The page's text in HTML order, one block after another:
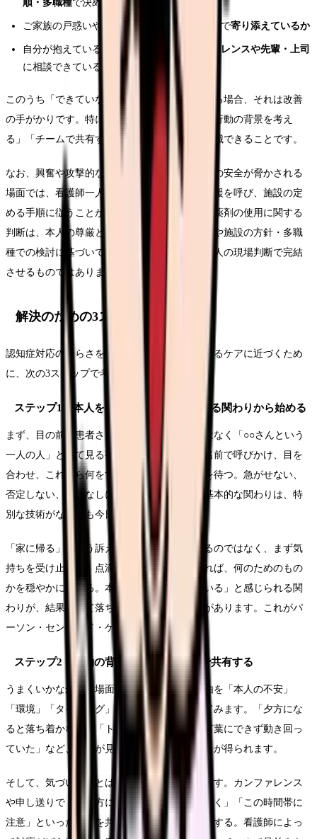
順・多職種で決められているか
ご家族の戸惑いや不安に、情報共有や声かけで寄り添えているか
自分が抱えている対応の難しさを、
カンファレンスや先輩・上司
に相談できているか
このうち「できていない」「分からない」がある場合、それは改善
の手がかりです。特に「名前で呼びかける」「行動の背景を考え
る」「チームで共有する」は、明日からでも意識できることです。
なお、興奮や攻撃的な言動が強く、本人や周囲の安全が脅かされる
場面では、看護師一人で抑え込もうとせず、応援を呼び、施設の定
める手順に従うことが原則です。身体的拘束や薬剤の使用に関する
判断は、本人の尊厳と安全の両面から、主治医や施設の方針・多職
種での検討に基づいて行われるものであり、個人の現場判断で完結
させるものではありません。
解決のための3ステップ
認知症対応のつらさを軽くし、本人の尊厳を守るケアに近づくため
に、次の3ステップで考えてみてください。
ステップ1：本人を一人の人として尊重する関わりから始める
まず、目の前の患者さんを「認知症の人」ではなく「○○さんという
一人の人」として見る視点に立ち戻ります。名前で呼びかけ、目を
合わせ、これから何をするのかを伝え、反応を待つ。急がせない、
否定しない、頭ごなしに正さない。こうした基本的な関わりは、特
別な技術がなくても今日から実践できます。
「家に帰る」という訴えを真っ向から否定するのではなく、まず気
持ちを受け止める。点滴を気にする様子があれば、何のためのもの
かを穏やかに伝える。本人が「大事にされている」と感じられる関
わりが、結果として落ち着きにつながることがあります。これがパ
ーソン・センタード・ケアの考え方です。
ステップ2：行動の背景を考え、チームで共有する
うまくいかなかった場面も、いかなかった理由を「本人の不安」
「環境」「タイミング」の観点から振り返ってみます。「夕方にな
ると落ち着かない」「トイレに行きたいのを言葉にできず動き回っ
ていた」など、背景が見えると対応の手がかりが得られます。
そして、気づいたことは必ずチームで共有します。カンファレンス
や申し送りで「この方にはこの声かけが落ち着く」「この時間帯に
注意」といった情報を共有し、対応方針を統一する。看護師によっ